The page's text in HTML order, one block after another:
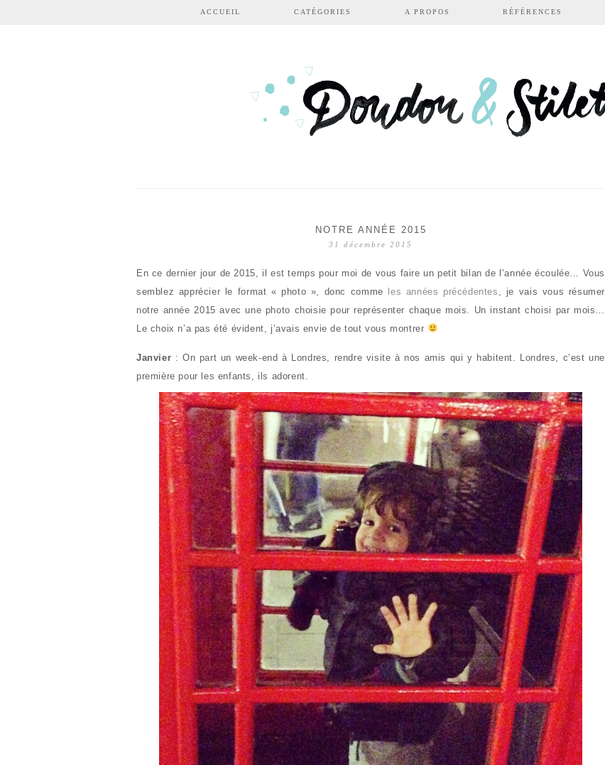
Aller au contenu principal
ACCUEIL CATÉGORIES A PROPOS RÉFÉRENCES
NOTRE ANNÉE 2015
31 décembre 2015
En ce dernier jour de 2015, il est temps pour moi de vous faire un petit bilan de l’année écoulée… Vous
semblez apprécier le format « photo », donc comme
les années précédentes , je vais vous résumer
notre année 2015 avec une photo choisie pour représenter chaque mois. Un instant choisi par mois…
Le choix n’a pas été évident, j’avais envie de tout vous montrer
Janvier : On part un week-end à Londres, rendre visite à nos amis qui y habitent. Londres, c’est une
première pour les enfants, ils adorent.